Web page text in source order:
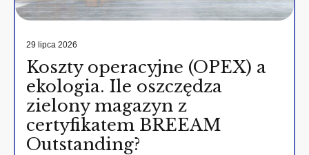
29 lipca 2026
Koszty operacyjne (OPEX) a
ekologia. Ile oszczędza
zielony magazyn z
certyfikatem BREEAM
Outstanding?